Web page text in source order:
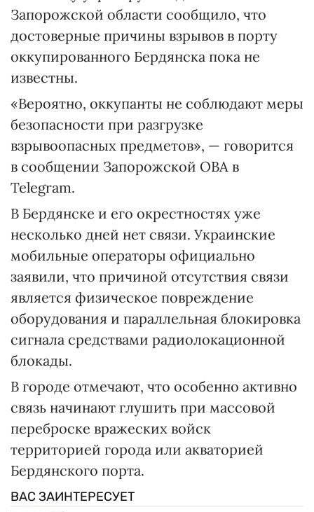
Запорожской области сообщило, что
достоверные причины взрывов в порту
оккупированного Бердянска пока не
известны.
«Вероятно, оккупанты не соблюдают меры
безопасности при разгрузке
взрывоопасных предметов», — говорится
в сообщении Запорожской ОВА в
Telegram.
В Бердянске и его окрестностях уже
несколько дней нет связи. Украинские
мобильные операторы официально
заявили, что причиной отсутствия связи
является физическое повреждение
оборудования и параллельная блокировка
сигнала средствами радиолокационной
блокады.
В городе отмечают, что особенно активно
связь начинают глушить при массовой
переброске вражеских войск
территорией города или акваторией
Бердянского порта.
ВАС ЗАИНТЕРЕСУЕТ